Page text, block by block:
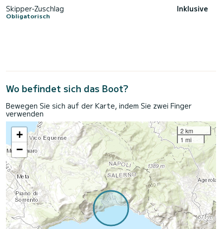
Skipper-Zuschlag
Obligatorisch
Inklusive
Wo befindet sich das Boot?
Bewegen Sie sich auf der Karte, indem Sie zwei Finger
verwenden
+
−
2 km
1 mi